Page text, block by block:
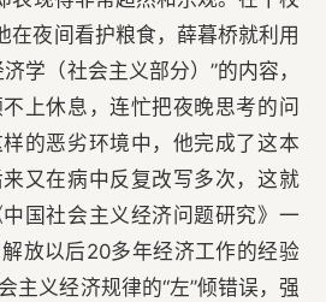
在夜间看护粮食，薛暮桥就利用
学（社会主义部分）”的内容，
上休息，连忙把夜晚思考的问
的恶劣环境中，他完成了这本
又在病中反复改写多次，这就
国社会主义经济问题研究》一
放以后20多年经济工作的经验
主义经济规律的“左”倾错误，强